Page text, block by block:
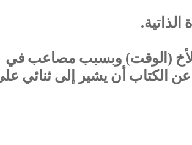
الأخ (الوقت) ‏وبسبب مصاعب في
الكتاب أن يشير إلى ثنائي